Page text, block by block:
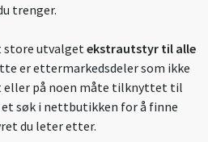
trenger.
store utvalget ekstrautstyr til alle
er ettermarkedsdeler som ikke
eller på noen måte tilknyttet til
et søk i nettbutikken for å finne
du leter etter.